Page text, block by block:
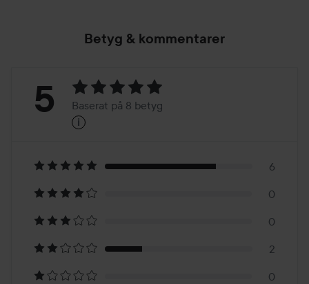
Betyg & kommentarer
Betyg:
Baserat
på
8
betyg
5 Baserat på 8 betyg
i
6
0
0
2
0